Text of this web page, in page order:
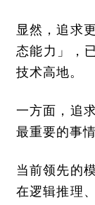
显然，追求
态能力」，
技术高地。
一方面，追
最重要的事情
当前领先的
在逻辑推理